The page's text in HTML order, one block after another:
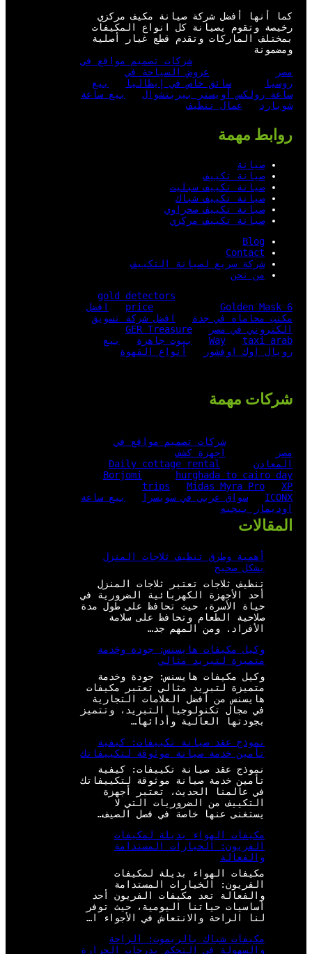
كما أنها أفضل شركة صيانة مكيف مركزي
رخيصة وتقوم يصيانة كل انواع المكيفات
بمختلف الماركات وتقدم قطع غيار أصلية
ومضمونة
شركات تصميم مواقع في
مصر
عروض السياحة في
روسيا
سائق خاص في إيطاليا
بيع
ساعة رولكس أويستر بيربتشوال
بيع ساعة
شوبارد
عمال تنظيف
روابط مهمة
صيانة
صيانة تكييف
صيانة تكييف سبليت
صيانة تكييف شباك
صيانة تكييف صحراوي
صيانة تكييف مركزي
Blog
Contact
شركة سريع لصيانة التكييف
من نحن
gold detectors
price
Golden Mask 6
افضل
مكتب محاماه في جدة
افضل شركة تسويق
الكتروني في مصر
GER Treasure
Way
taxi arab بيوت جاهزة
بيع
رويال اوك اوفشور
أنواع القهوة
شركات مهمة
شركات تصميم مواقع في
مصر
اجهزة كشف
المعادن
Daily cottage rental
Borjomi
hurghada to cairo day
trips
Midas Myra Pro
XP
ICONX
سواق عربي في سويسرا
بيع ساعة
اوديمار بيجيه
المقالات
أهمية وطرق تنظيف ثلاجات المنزل
بشكل صحيح
تنظيف ثلاجات تعتبر ثلاجات المنزل
أحد الأجهزة الكهربائية الضرورية في
حياة الأسرة، حيث تحافظ على طول مدة
صلاحية الطعام وتحافظ على سلامة
الأفراد. ومن المهم جد…
وكيل مكيفات هايسنس: جودة وخدمة
متميزة لتبريد مثالي
وكيل مكيفات هايسنس: جودة وخدمة
متميزة لتبريد مثالي تعتبر مكيفات
هايسنس من أفضل العلامات التجارية
في مجال تكنولوجيا التبريد، وتتميز
بجودتها العالية وأدائها…
نموذج عقد صيانة تكييفات: كيفية
تأمين خدمة صيانة موثوقة لتكييفاتك
نموذج عقد صيانة تكييفات: كيفية
تأمين خدمة صيانة موثوقة لتكييفاتك
في عالمنا الحديث، تعتبر أجهزة
التكييف من الضروريات التي لا
يستغنى عنها خاصة في فصل الصيف…
مكيفات الهواء بديلة لمكيفات
الفريون: الخيارات المستدامة
والفعالة
مكيفات الهواء بديلة لمكيفات
الفريون: الخيارات المستدامة
والفعالة تعد مكيفات الفريون أحد
أساسيات حياتنا اليومية، حيث توفر
لنا الراحة والانتعاش في الأجواء ا…
مكيفات شباك بالريموت: الراحة
والسهولة في التحكم بدرجات الحرارة